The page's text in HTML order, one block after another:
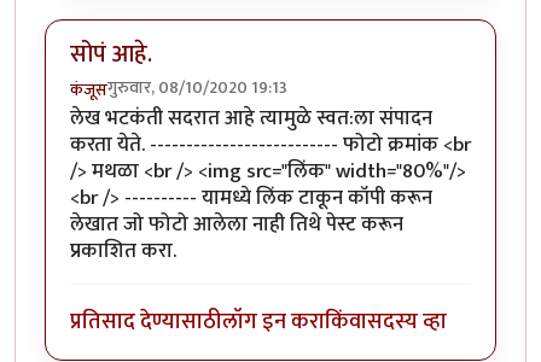
सोपं आहे.
कंजूसगुरुवार, 08/10/2020 19:13
लेख भटकंती सदरात आहे त्यामुळे स्वत:ला संपादन
करता येते. -------------------------- फोटो क्रमांक <br
/> मथळा <br /> <img src="लिंक" width="80%"/>
<br /> ---------- यामध्ये लिंक टाकून कॉपी करून
लेखात जो फोटो आलेला नाही तिथे पेस्ट करून
प्रकाशित करा.
प्रतिसाद देण्यासाठीलॉग इन कराकिंवासदस्य व्हा